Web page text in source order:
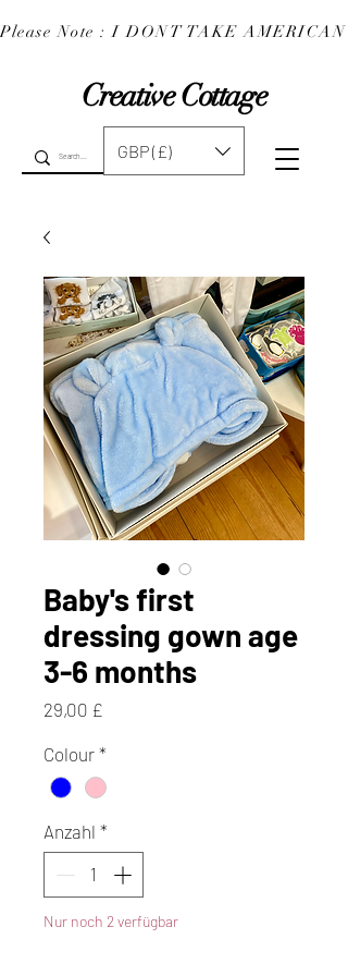
Creative Cottage
Please Note : I DONT TAKE
GBP (£)
Baby's first
dressing gown age
3-6 months
29,00 £Preis
Colour *
Anzahl *
Nur noch 2 verfügbar